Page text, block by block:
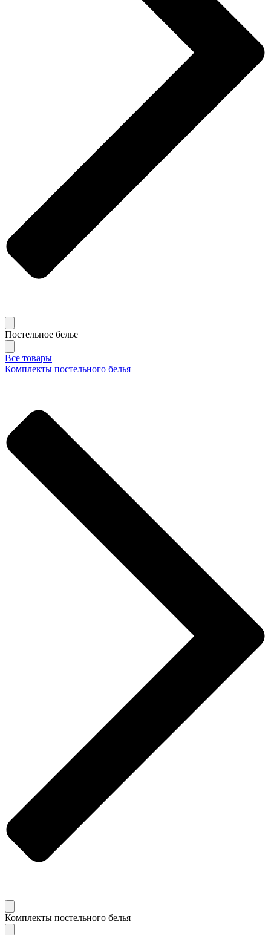
Постельное белье
Все товары
Комплекты постельного белья
Комплекты постельного белья